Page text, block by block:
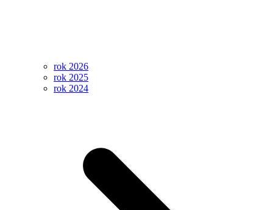
rok 2026
rok 2025
rok 2024